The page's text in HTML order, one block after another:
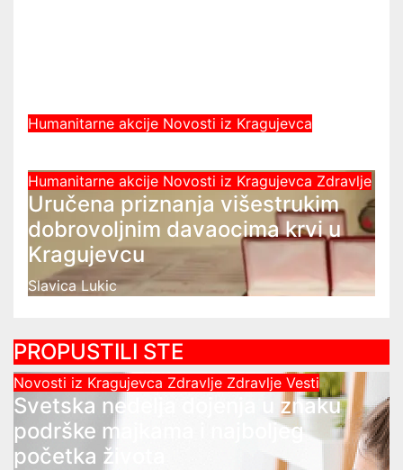
Humanitarne akcije Novosti iz Kragujevca
Humanitarne akcije Novosti iz Kragujevca Zdravlje
Uručena priznanja višestrukim
dobrovoljnim davaocima krvi u
Kragujevcu
Slavica Lukic
PROPUSTILI STE
Novosti iz Kragujevca Zdravlje Zdravlje Vesti
Svetska nedelja dojenja u znaku
podrške majkama i najboljeg
početka života